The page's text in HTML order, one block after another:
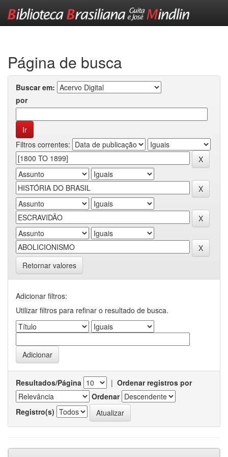
Página de busca
Buscar em:
por
Filtros correntes:
Retornar valores
Adicionar filtros:
Utilizar filtros para refinar o resultado de busca.
Resultados/Página | Ordenar registros por
Ordenar
Registro(s)